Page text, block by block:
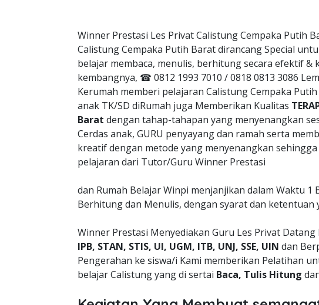
Winner Prestasi Les Privat Calistung Cempaka Putih
Calistung Cempaka Putih Barat dirancang Special
belajar membaca, menulis, berhitung secara efektif
kembangnya, ☎ 0812 1993 7010 / 0818 0813 3086
Kerumah memberi pelajaran Calistung Cempaka
anak TK/SD diRumah juga Memberikan Kualitas
Barat dengan tahap-tahapan yang menyenangkan
Cerdas anak, GURU penyayang dan ramah serta
kreatif dengan metode yang menyenangkan
pelajaran dari Tutor/Guru Winner Prestasi
dan Rumah Belajar Winpi menjanjikan dalam Waktu 1
Berhitung dan Menulis, dengan syarat dan ketentuan
Winner Prestasi Menyediakan Guru Les Privat
IPB, STAN, STIS, UI, UGM, ITB, UNJ, SSE, UIN dan
Pengerahan ke siswa/i Kami memberikan Pelatihan
belajar Calistung yang di sertai Baca, Tulis Hitung